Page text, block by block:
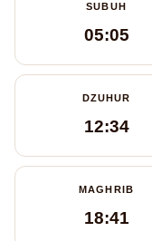
SUBUH
05:05
DZUHUR
12:34
MAGHRIB
18:41